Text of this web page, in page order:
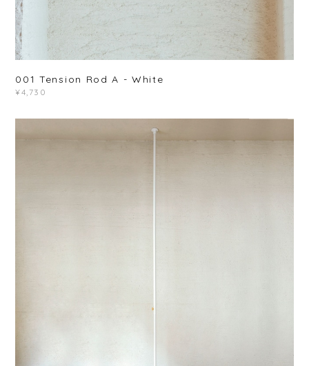
001 Tension Rod A - White
¥4,730